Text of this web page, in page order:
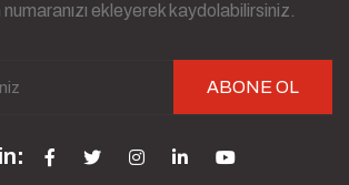
ekleyerek kaydolabilirsiniz.
ABONE OL